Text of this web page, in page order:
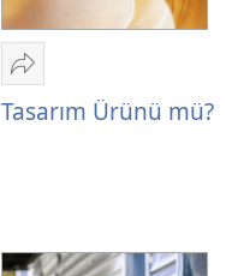
Paylaş
Tasarım
Tasarım Ürünü mü?